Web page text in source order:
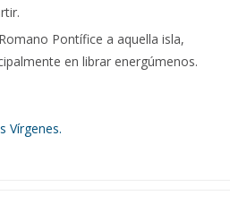
Pontífice a aquella isla,
en librar energúmenos.
Vírgenes.